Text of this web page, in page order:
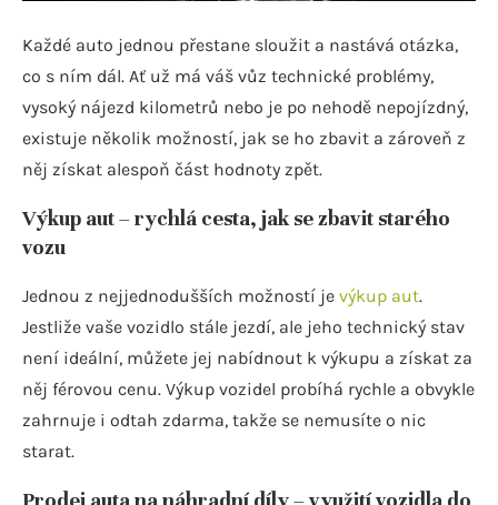
Každé auto jednou přestane sloužit a nastává otázka,
co s ním dál. Ať už má váš vůz technické problémy,
vysoký nájezd kilometrů nebo je po nehodě nepojízdný,
existuje několik možností, jak se ho zbavit a zároveň z
něj získat alespoň část hodnoty zpět.
Výkup aut – rychlá cesta, jak se zbavit starého
vozu
Jednou z nejjednodušších možností je výkup aut.
Jestliže vaše vozidlo stále jezdí, ale jeho technický stav
není ideální, můžete jej nabídnout k výkupu a získat za
něj férovou cenu. Výkup vozidel probíhá rychle a obvykle
zahrnuje i odtah zdarma, takže se nemusíte o nic
starat.